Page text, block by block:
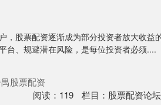
，股票配资逐渐成为部分投资者放大收益
台、规避潜在风险，是每位投资者必须....
股票配资
阅读： 119 栏目： 股票配资论坛